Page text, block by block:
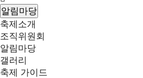
알림마당
축제소개
조직위원회
알림마당
갤러리
축제 가이드